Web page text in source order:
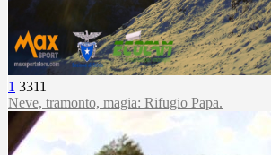
1 3311
Neve, tramonto, magia: Rifugio Papa.